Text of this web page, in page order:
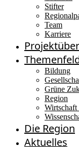
Stifter
Team
Karriere
Bildung
Grüne
Region
Die Region
Aktuelles